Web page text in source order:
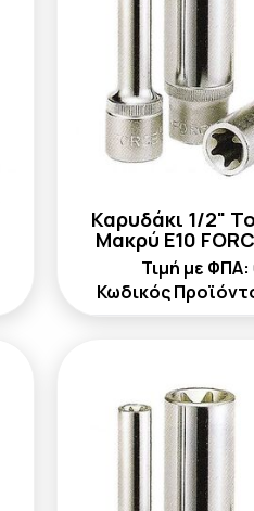
Καρυδάκι 1/2"
Μακρύ E10
Τιμή με ΦΠΑ:
Κωδικός